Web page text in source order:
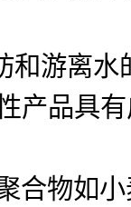
和游离
产品具
合物如